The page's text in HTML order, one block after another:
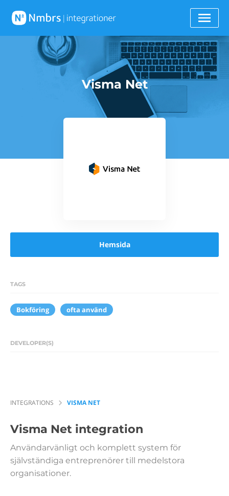
Visma Net
Hemsida
TAGS
Bokföring ofta använd
DEVELOPER(S)
INTEGRATIONS VISMA NET
Visma Net integration
Användarvänligt och komplett system för
självständiga entreprenörer till medelstora
organisationer.